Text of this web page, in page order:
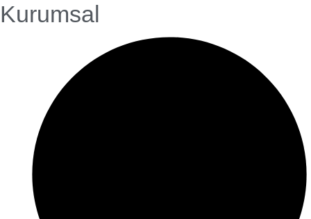
Kurumsal